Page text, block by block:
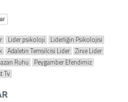
Lider psikoloji
Liderliğin Psikolojisi
Adaletin Temsilcisi Lider Zirve Lider
Ruhu
Peygamber Efendimiz
Tv